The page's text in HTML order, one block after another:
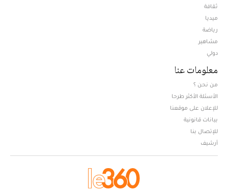
ثقافة
ميديا
رياضة
مشاهير
دولي
معلومات عنا
من نحن ؟
الأسئلة الأكثر طرحا
للإعلان على موقعنا
بيانات قانونية
للإتصال بنا
أرشيف